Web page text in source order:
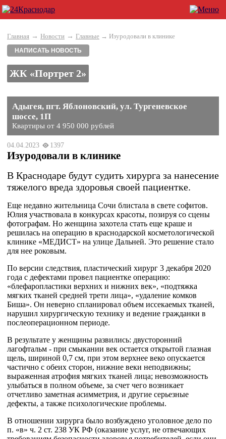
Главная → Новости → Главные → Изуродовали в клинике
НАПИСАТЬ НОВОСТЬ
ЖК «Портрет 2»
Адыгея, пгт. Яблоновский, ул. Тургеневское
шоссе, 1П
Квартиры от 4 950 000 рублей
04.04.2023 1397
Изуродовали в клинике
В Краснодаре будут судить хирурга за нанесение
тяжелого вреда здоровья своей пациентке.
Еще недавно жительница Сочи блистала в свете софитов.
Юлия участвовала в конкурсах красоты, позируя со сцены
фотографам. Но женщина захотела стать еще краше и
решилась на операцию в краснодарской косметологической
клинике «МЕДИСТ» на улице Дальней. Это решение стало
для нее роковым.
По версии следствия, пластический хирург 3 декабря 2020
года с дефектами провел пациентке операцию:
«блефаропластики верхних и нижних век», «подтяжка
мягких тканей средней трети лица», «удаление комков
Биша». Он неверно спланировал объем иссекаемых тканей,
нарушил хирургическую технику и ведение гражданки в
послеоперационном периоде.
В результате у женщины развились: двусторонний
лагофтальм - при смыкании век остается открытой глазная
щель, шириной 0,7 см, при этом верхнее веко опускается
частично с обеих сторон, нижние веки неподвижны;
выраженная атрофия мягких тканей лица; невозможность
улыбаться в полном объеме, за счет чего возникает
отчетливо заметная асимметрия, и другие серьезные
дефекты, а также психологические проблемы.
В отношении хирурга было возбуждено уголовное дело по
п. «в» ч. 2 ст. 238 УК РФ (оказание услуг, не отвечающих